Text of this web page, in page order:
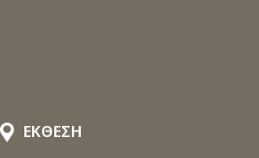
ΕΚΘΕΣΗ